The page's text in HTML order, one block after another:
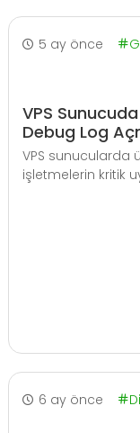
5 ay önce
VPS
Debug Log
VPS sunucularda
işletmelerin kritik
6 ay önce